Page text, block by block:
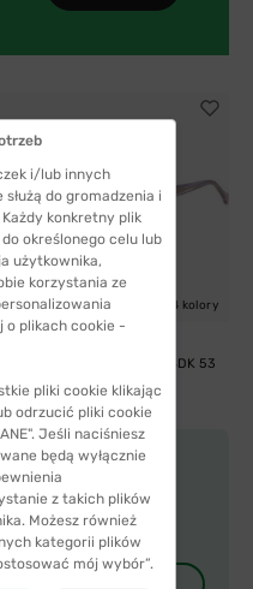
wyglądasz w
-51% 4 kolory
Carolina Herrera
Carolina Herrera HER 0343 SDK 53
370,99 zł 756,00 zł
i/lub innych
do gromadzenia i
konkretny plik
określonego celu lub
użytkownika,
korzystania ze
o plikach cookie -
pliki cookie klikając
odrzucić pliki cookie
Jeśli naciśniesz
będą wyłącznie
z takich plików
Możesz również
kategorii plików
mój wybór”.